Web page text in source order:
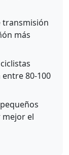
transmisión
más
80-100
el